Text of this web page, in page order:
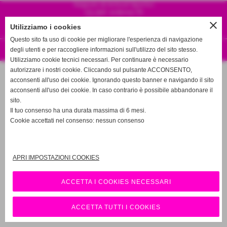
Negozio di Articoli Sportivi
Realizzazione siti web www.sitoper.it
close
Utilizziamo i cookies
Questo sito fa uso di cookie per migliorare l'esperienza di navigazione
degli utenti e per raccogliere informazioni sull'utilizzo del sito stesso.
Utilizziamo cookie tecnici necessari. Per continuare è necessario
autorizzare i nostri cookie. Cliccando sul pulsante ACCONSENTO,
acconsenti all'uso dei cookie. Ignorando questo banner e navigando il sito
acconsenti all'uso dei cookie. In caso contrario è possibile abbandonare il
sito.
Il tuo consenso ha una durata massima di 6 mesi.
Cookie accettati nel consenso: nessun consenso
APRI IMPOSTAZIONI COOKIES
ACCETTA I COOKIES NECESSARI
ACCETTA TUTTI I COOKIES